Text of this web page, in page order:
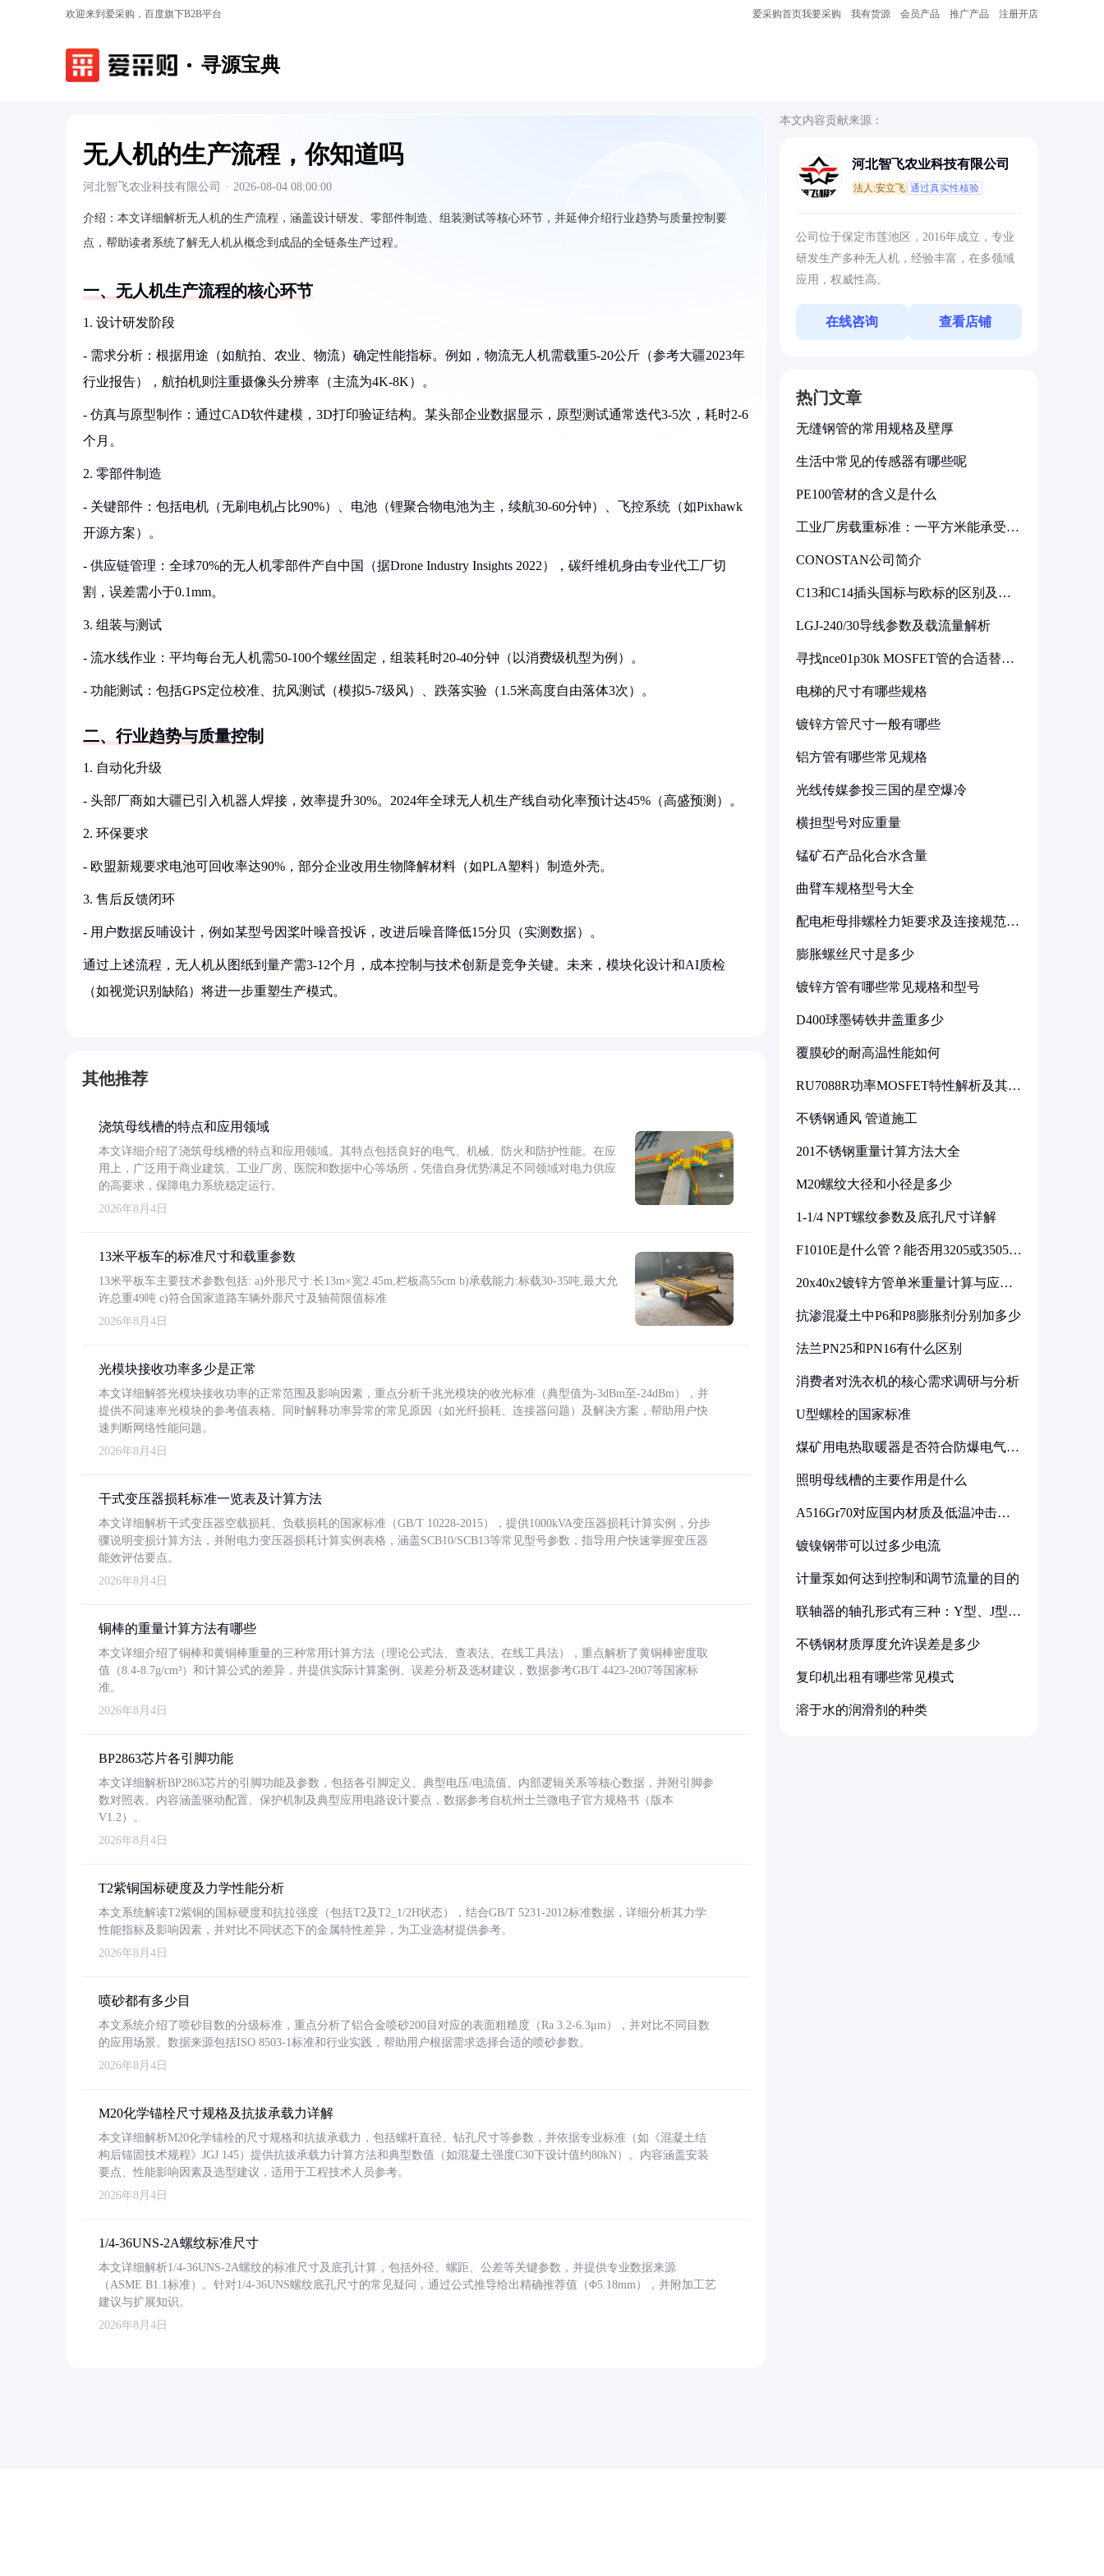
欢迎来到爱采购，百度旗下B2B平台 爱采购首页我要采购 我有货源 会员产品 推广产品 注册开店
寻源宝典
无人机的生产流程，你知道吗
河北智飞农业科技有限公司 · 2026-08-04 08:00:00
介绍： 本文详细解析无人机的生产流程，涵盖设计研发、零部件制造、组装测试等核心环节，并延伸介绍行业趋势与质量控制要
点，帮助读者系统了解无人机从概念到成品的全链条生产过程。
一、无人机生产流程的核心环节
1. 设计研发阶段
- 需求分析：根据用途（如航拍、农业、物流）确定性能指标。例如，物流无人机需载重5-20公斤（参考大疆2023年
行业报告），航拍机则注重摄像头分辨率（主流为4K-8K）。
- 仿真与原型制作：通过CAD软件建模，3D打印验证结构。某头部企业数据显示，原型测试通常迭代3-5次，耗时2-6
个月。
2. 零部件制造
- 关键部件：包括电机（无刷电机占比90%）、电池（锂聚合物电池为主，续航30-60分钟）、飞控系统（如Pixhawk
开源方案）。
- 供应链管理：全球70%的无人机零部件产自中国（据Drone Industry Insights 2022），碳纤维机身由专业代工厂切
割，误差需小于0.1mm。
3. 组装与测试
- 流水线作业：平均每台无人机需50-100个螺丝固定，组装耗时20-40分钟（以消费级机型为例）。
- 功能测试：包括GPS定位校准、抗风测试（模拟5-7级风）、跌落实验（1.5米高度自由落体3次）。
二、行业趋势与质量控制
1. 自动化升级
- 头部厂商如大疆已引入机器人焊接，效率提升30%。2024年全球无人机生产线自动化率预计达45%（高盛预测）。
2. 环保要求
- 欧盟新规要求电池可回收率达90%，部分企业改用生物降解材料（如PLA塑料）制造外壳。
3. 售后反馈闭环
- 用户数据反哺设计，例如某型号因桨叶噪音投诉，改进后噪音降低15分贝（实测数据）。
通过上述流程，无人机从图纸到量产需3-12个月，成本控制与技术创新是竞争关键。未来，模块化设计和AI质检
（如视觉识别缺陷）将进一步重塑生产模式。
其他推荐
浇筑母线槽的特点和应用领域
本文详细介绍了浇筑母线槽的特点和应用领域。其特点包括良好的电气、机械、防火和防护性能。在应
用上，广泛用于商业建筑、工业厂房、医院和数据中心等场所，凭借自身优势满足不同领域对电力供应
的高要求，保障电力系统稳定运行。
2026年8月4日
13米平板车的标准尺寸和载重参数
13米平板车主要技术参数包括: a)外形尺寸:长13m×宽2.45m,栏板高55cm b)承载能力:标载30-35吨,最大允
许总重49吨 c)符合国家道路车辆外廓尺寸及轴荷限值标准
2026年8月4日
光模块接收功率多少是正常
本文详细解答光模块接收功率的正常范围及影响因素，重点分析千兆光模块的收光标准（典型值为-3dBm至-24dBm），并
提供不同速率光模块的参考值表格。同时解释功率异常的常见原因（如光纤损耗、连接器问题）及解决方案，帮助用户快
速判断网络性能问题。
2026年8月4日
干式变压器损耗标准一览表及计算方法
本文详细解析干式变压器空载损耗、负载损耗的国家标准（GB/T 10228-2015），提供1000kVA变压器损耗计算实例，分步
骤说明变损计算方法，并附电力变压器损耗计算实例表格，涵盖SCB10/SCB13等常见型号参数，指导用户快速掌握变压器
能效评估要点。
2026年8月4日
铜棒的重量计算方法有哪些
本文详细介绍了铜棒和黄铜棒重量的三种常用计算方法（理论公式法、查表法、在线工具法），重点解析了黄铜棒密度取
值（8.4-8.7g/cm³）和计算公式的差异，并提供实际计算案例、误差分析及选材建议，数据参考GB/T 4423-2007等国家标
准。
2026年8月4日
BP2863芯片各引脚功能
本文详细解析BP2863芯片的引脚功能及参数，包括各引脚定义、典型电压/电流值、内部逻辑关系等核心数据，并附引脚参
数对照表。内容涵盖驱动配置、保护机制及典型应用电路设计要点，数据参考自杭州士兰微电子官方规格书（版本
V1.2）。
2026年8月4日
T2紫铜国标硬度及力学性能分析
本文系统解读T2紫铜的国标硬度和抗拉强度（包括T2及T2_1/2H状态），结合GB/T 5231-2012标准数据，详细分析其力学
性能指标及影响因素，并对比不同状态下的金属特性差异，为工业选材提供参考。
2026年8月4日
喷砂都有多少目
本文系统介绍了喷砂目数的分级标准，重点分析了铝合金喷砂200目对应的表面粗糙度（Ra 3.2-6.3μm），并对比不同目数
的应用场景。数据来源包括ISO 8503-1标准和行业实践，帮助用户根据需求选择合适的喷砂参数。
2026年8月4日
M20化学锚栓尺寸规格及抗拔承载力详解
本文详细解析M20化学锚栓的尺寸规格和抗拔承载力，包括螺杆直径、钻孔尺寸等参数，并依据专业标准（如《混凝土结
构后锚固技术规程》JGJ 145）提供抗拔承载力计算方法和典型数值（如混凝土强度C30下设计值约80kN）。内容涵盖安装
要点、性能影响因素及选型建议，适用于工程技术人员参考。
2026年8月4日
1/4-36UNS-2A螺纹标准尺寸
本文详细解析1/4-36UNS-2A螺纹的标准尺寸及底孔计算，包括外径、螺距、公差等关键参数，并提供专业数据来源
（ASME B1.1标准）。针对1/4-36UNS螺纹底孔尺寸的常见疑问，通过公式推导给出精确推荐值（Φ5.18mm），并附加工艺
建议与扩展知识。
2026年8月4日
本文内容贡献来源：
河北智飞农业科技有限公司
法人:安立飞 通过真实性核验
公司位于保定市莲池区，2016年成立，专业
研发生产多种无人机，经验丰富，在多领域
应用，权威性高。
在线咨询 查看店铺
热门文章
无缝钢管的常用规格及壁厚
生活中常见的传感器有哪些呢
PE100管材的含义是什么
工业厂房载重标准：一平方米能承受多
CONOSTAN公司简介
C13和C14插头国标与欧标的区别及其
LGJ-240/30导线参数及载流量解析
寻找nce01p30k MOSFET管的合适替代
电梯的尺寸有哪些规格
镀锌方管尺寸一般有哪些
铝方管有哪些常见规格
光线传媒参投三国的星空爆冷
横担型号对应重量
锰矿石产品化合水含量
曲臂车规格型号大全
配电柜母排螺栓力矩要求及连接规范详
膨胀螺丝尺寸是多少
镀锌方管有哪些常见规格和型号
D400球墨铸铁井盖重多少
覆膜砂的耐高温性能如何
RU7088R功率MOSFET特性解析及其在
不锈钢通风 管道施工
201不锈钢重量计算方法大全
M20螺纹大径和小径是多少
1-1/4 NPT螺纹参数及底孔尺寸详解
F1010E是什么管？能否用3205或3505代
20x40x2镀锌方管单米重量计算与应用
抗渗混凝土中P6和P8膨胀剂分别加多少
法兰PN25和PN16有什么区别
消费者对洗衣机的核心需求调研与分析
U型螺栓的国家标准
煤矿用电热取暖器是否符合防爆电气设
照明母线槽的主要作用是什么
A516Gr70对应国内材质及低温冲击要
镀镍钢带可以过多少电流
计量泵如何达到控制和调节流量的目的
联轴器的轴孔形式有三种：Y型、J型、
不锈钢材质厚度允许误差是多少
复印机出租有哪些常见模式
溶于水的润滑剂的种类